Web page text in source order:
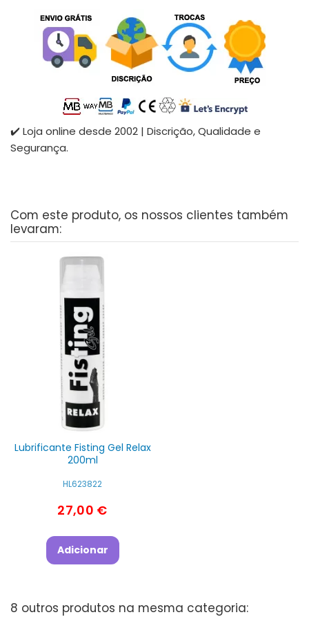
✔️ Loja online desde 2002 | Discrição, Qualidade e
Segurança.
Com este produto, os nossos clientes também
levaram:
Lubrificante Fisting Gel Relax
200ml
HL623822
27,00 €
Adicionar
8 outros produtos na mesma categoria: